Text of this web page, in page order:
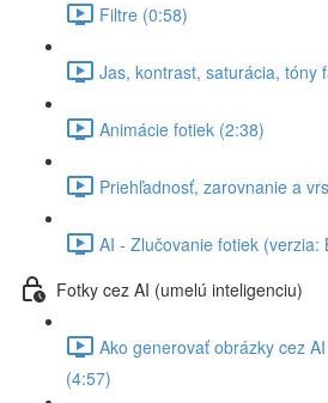
Filtre (0:58)
Jas, kontrast, saturácia, tóny
Animácie fotiek (2:38)
Priehľadnosť, zarovnanie a
AI - Zlučovanie fotiek (verzia:
Fotky cez AI (umelú inteligenciu)
Ako generovať obrázky cez
(4:57)